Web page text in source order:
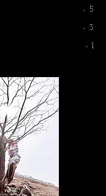
- 5
- 3
- 1